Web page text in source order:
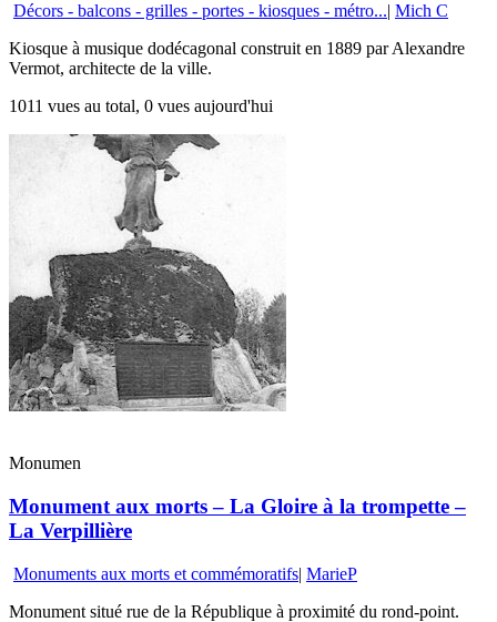
Décors - balcons - grilles - portes - kiosques - métro...| Mich C
Kiosque à musique dodécagonal construit en 1889 par Alexandre
Vermot, architecte de la ville.
1011 vues au total, 0 vues aujourd'hui
Monumen
Monument aux morts – La Gloire à la trompette –
La Verpillière
Monuments aux morts et commémoratifs| MarieP
Monument situé rue de la République à proximité du rond-point.